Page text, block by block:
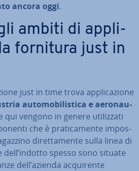
ancora oggi.
ambiti di ap­pli­
fornitura just in
just in time trova ap­pli­ca­zio­ne
au­to­mo­bi­li­sti­ca e ae­ro­nau­
qui vengono in genere uti­liz­za­ti
che è pra­ti­ca­men­te im­pos­
di­ret­ta­men­te sulla linea di
dell’indotto spesso sono situate
dell’azienda ac­qui­ren­te